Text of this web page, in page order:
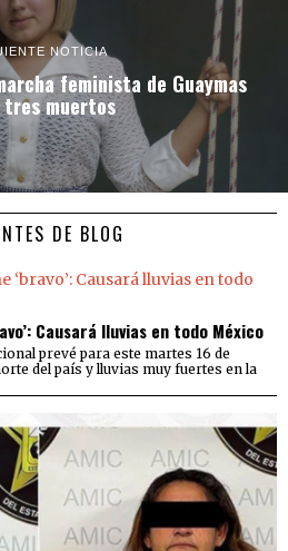
NOTICIA
feminista de Guaymas
muertos
DE BLOG
Causará lluvias en todo México
prevé para este martes 16 de
del país y lluvias muy fuertes en la